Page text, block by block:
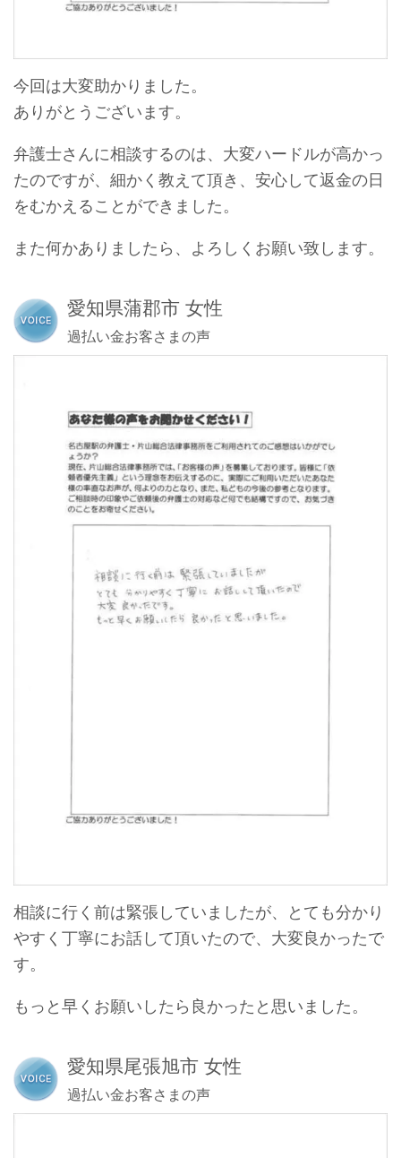
今回は大変助かりました。
ありがとうございます。
弁護士さんに相談するのは、大変ハードルが高かっ
たのですが、細かく教えて頂き、安心して返金の日
をむかえることができました。
また何かありましたら、よろしくお願い致します。
愛知県蒲郡市 女性
過払い金お客さまの声
相談に行く前は緊張していましたが、とても分かり
やすく丁寧にお話して頂いたので、大変良かったで
す。
もっと早くお願いしたら良かったと思いました。
愛知県尾張旭市 女性
過払い金お客さまの声